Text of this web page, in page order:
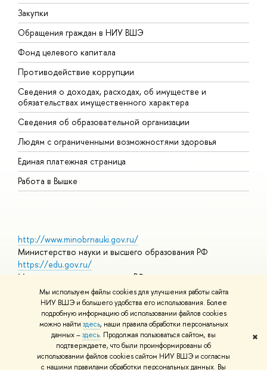
Мы используем файлы cookies для улучшения работы сайта
НИУ ВШЭ и большего удобства его использования. Более
подробную информацию об использовании файлов cookies
можно найти здесь, наши правила обработки персональных
данных –здесь. Продолжая пользоваться сайтом, вы
подтверждаете, что были проинформированы об
использовании файлов cookies сайтом НИУ ВШЭ и согласны
с нашими правилами обработки персональных данных. Вы
✖
Закупки
Обращения граждан в НИУ ВШЭ
Фонд целевого капитала
Противодействие коррупции
Сведения о доходах, расходах, об имуществе и
обязательствах имущественного характера
Сведения об образовательной организации
Людям с ограниченными возможностями здоровья
Единая платежная страница
Работа в Вышке
http://www.minobrnauki.gov.ru/
Министерство науки и высшего образования РФ
https://edu.gov.ru/
Министерство просвещения РФ
https://elearning.hse.ru/mooc
Массовые открытые онлайн-курсы
© НИУ ВШЭ 1993–2026 Адреса и контактыУсловия
использования материалов Политика конфиденциальности